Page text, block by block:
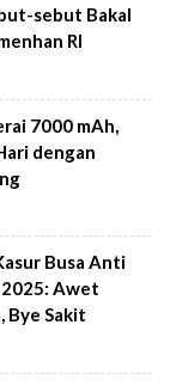
sebut Bakal
RI
7000 mAh,
dengan
Busa Anti
Awet
Bye Sakit